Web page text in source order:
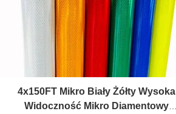
4x150FT Mikro Biały Żółty Wysoka
Widoczność Mikro Diamentowy